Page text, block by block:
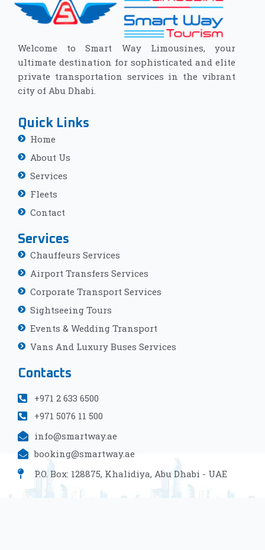
Welcome to Smart Way Limousines, your
ultimate destination for sophisticated and elite
private transportation services in the vibrant
city of Abu Dhabi.
Quick Links
Home
About Us
Services
Fleets
Contact
Services
Chauffeurs Services
Airport Transfers Services
Corporate Transport Services
Sightseeing Tours
Events & Wedding Transport
Vans And Luxury Buses Services
Contacts
+971 2 633 6500
+971 5076 11 500
info@smartway.ae
booking@smartway.ae
P.O. Box: 128875, Khalidiya, Abu Dhabi - UAE